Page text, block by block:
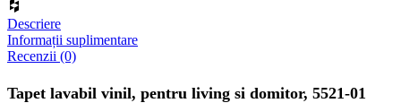
Descriere
Informații suplimentare
Recenzii (0)
Tapet lavabil vinil, pentru living si domitor, 5521-01